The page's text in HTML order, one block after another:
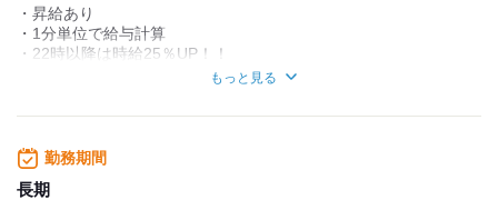
・昇給あり
・1分単位で給与計算
・22時以降は時給25％UP！！
・各種保険完備
もっと見る
勤務期間
長期